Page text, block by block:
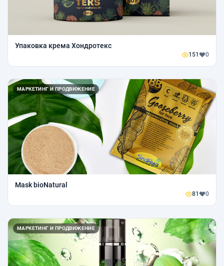
Упаковка крема Хондротекс
151 0
МАРКЕТИНГ И ПРОДВИЖЕНИЕ
Mask bioNatural
81 0
МАРКЕТИНГ И ПРОДВИЖЕНИЕ